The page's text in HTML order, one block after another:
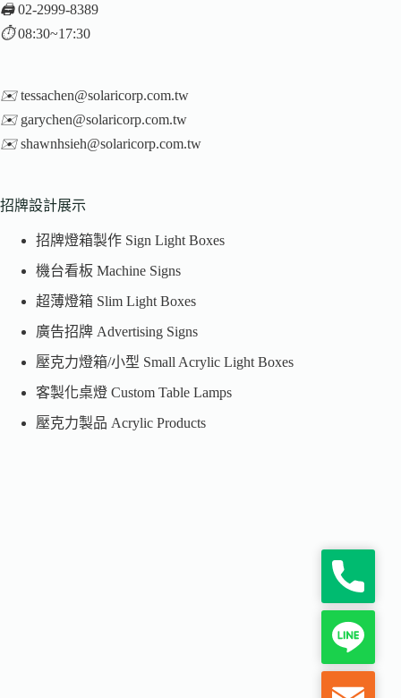
🖨️02-2999-8389
⏱️08:30~17:30
✉️ tessachen@solaricorp.com.tw
✉️ garychen@solaricorp.com.tw
✉️ shawnhsieh@solaricorp.com.tw
招牌設計展示
招牌燈箱製作 Sign Light Boxes
機台看板 Machine Signs
超薄燈箱 Slim Light Boxes
廣告招牌 Advertising Signs
壓克力燈箱/小型 Small Acrylic Light Boxes
客製化桌燈 Custom Table Lamps
壓克力製品 Acrylic Products
h
o
n
e
L
i
n
e
M